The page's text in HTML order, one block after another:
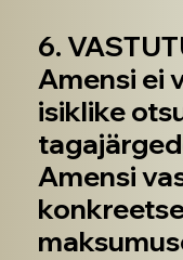
6.
Amensi ei
isiklike
Amensi